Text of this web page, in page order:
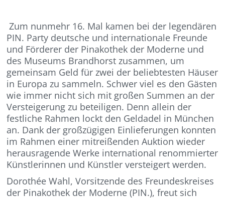
Zum nunmehr 16. Mal kamen bei der legendären
PIN. Party deutsche und internationale Freunde
und Förderer der Pinakothek der Moderne und
des Museums Brandhorst zusammen, um
gemeinsam Geld für zwei der beliebtesten Häuser
in Europa zu sammeln. Schwer viel es den Gästen
wie immer nicht sich mit großen Summen an der
Versteigerung zu beteiligen. Denn allein der
festliche Rahmen lockt den Geldadel in München
an. Dank der großzügigen Einlieferungen konnten
im Rahmen einer mitreißenden Auktion wieder
herausragende Werke international renommierter
Künstlerinnen und Künstler versteigert werden.
Dorothée Wahl, Vorsitzende des Freundeskreises
der Pinakothek der Moderne (PIN.), freut sich